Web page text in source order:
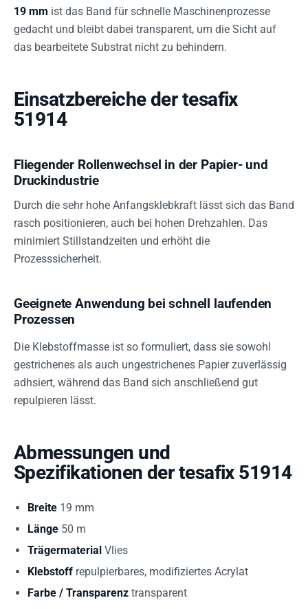
19 mm ist das Band für schnelle Maschinenprozesse
gedacht und bleibt dabei transparent, um die Sicht auf
das bearbeitete Substrat nicht zu behindern.
Einsatzbereiche der tesafix
51914
Fliegender Rollenwechsel in der Papier- und
Druckindustrie
Durch die sehr hohe Anfangsklebkraft lässt sich das Band
rasch positionieren, auch bei hohen Drehzahlen. Das
minimiert Stillstandzeiten und erhöht die
Prozesssicherheit.
Geeignete Anwendung bei schnell laufenden
Prozessen
Die Klebstoffmasse ist so formuliert, dass sie sowohl
gestrichenes als auch ungestrichenes Papier zuverlässig
adhsiert, während das Band sich anschließend gut
repulpieren lässt.
Abmessungen und
Spezifikationen der tesafix 51914
Breite 19 mm
Länge 50 m
Trägermaterial Vlies
Klebstoff repulpierbares, modifiziertes Acrylat
Farbe / Transparenz transparent